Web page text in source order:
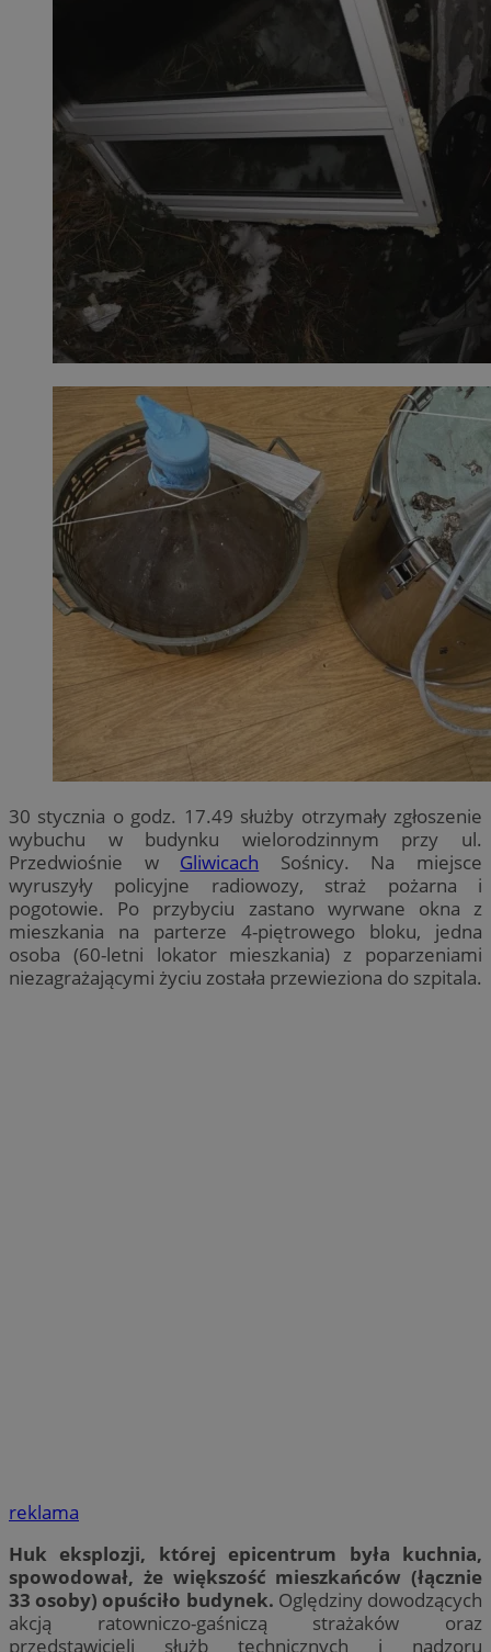
30 stycznia o godz. 17.49 służby otrzymały zgłoszenie
wybuchu w budynku wielorodzinnym przy ul.
Przedwiośnie w Gliwicach Sośnicy. Na miejsce
wyruszyły policyjne radiowozy, straż pożarna i
pogotowie. Po przybyciu zastano wyrwane okna z
mieszkania na parterze 4-piętrowego bloku, jedna
osoba (60-letni lokator mieszkania) z poparzeniami
niezagrażającymi życiu została przewieziona do szpitala.
reklama
Huk eksplozji, której epicentrum była kuchnia,
spowodował, że większość mieszkańców (łącznie
33 osoby) opuściło budynek. Oględziny dowodzących
akcją ratowniczo-gaśniczą strażaków oraz
przedstawicieli służb technicznych i nadzoru